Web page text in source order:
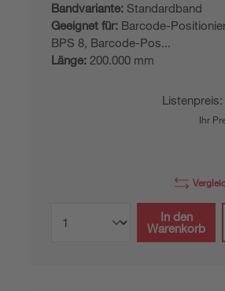
Bandvariante: Standardband
Geeignet für: Barcode-
BPS 8, Barcode-Pos...
Länge: 200.000 mm
Listenpreis:
Ihr
In den
Warenkorb